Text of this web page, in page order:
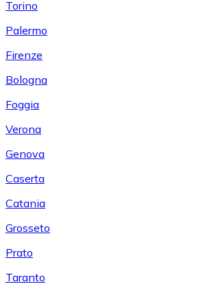
Torino
Palermo
Firenze
Bologna
Foggia
Verona
Genova
Caserta
Catania
Grosseto
Prato
Taranto